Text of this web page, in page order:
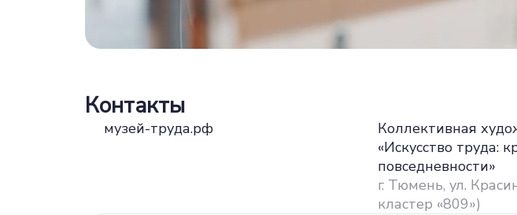
Контакты
музей-труда.рф
Коллективная
«Искусство труда:
повседневности»
г. Тюмень, ул.
кластер «809»)